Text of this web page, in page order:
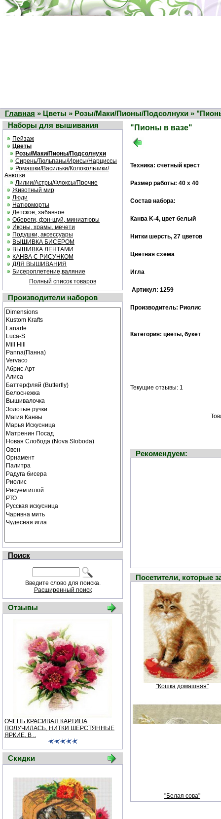
Главная » Цветы » Розы/Маки/Пионы/Подсолнухи »
Наборы для вышивания
Пейзаж
Цветы
Розы/Маки/Пионы/Подсолнухи
Сирень/Тюльпаны/Ирисы/Нарциссы
Ромашки/Васильки/Колокольчики/
Анютки
Лилии/Астры/Флоксы/Прочие
Животный мир
Люди
Натюрморты
Детское, забавное
Обереги, фэн-шуй, миниатюры
Иконы, храмы, мечети
Подушки, аксессуары
ВЫШИВКА БИСЕРОМ
ВЫШИВКА ЛЕНТАМИ
КАНВА С РИСУНКОМ
ДЛЯ ВЫШИВАНИЯ
Бисероплетение,валяние
Полный список товаров
Производители наборов
Поиск
Введите слово для поиска.
Расширенный поиск
Отзывы
ОЧЕНЬ КРАСИВАЯ КАРТИНА
ПОЛУЧИЛАСЬ, НИТКИ ШЕРСТЯННЫЕ
ЯРКИЕ, В ..
Скидки
"Пионы в вазе"
Техника: счетный крест
Размер работы: 40 х 40
Состав набора:
Канва K-4, цвет белый
Нитки шерсть, 27 цветов
Цветная cхема
Игла
Артикул: 1259
Производитель: Риолис
Категория: цветы, букет
Текущие отзывы: 1
Рекомендуем:
Посетители, которые
"Кошка домашняя"
"Белая сова"